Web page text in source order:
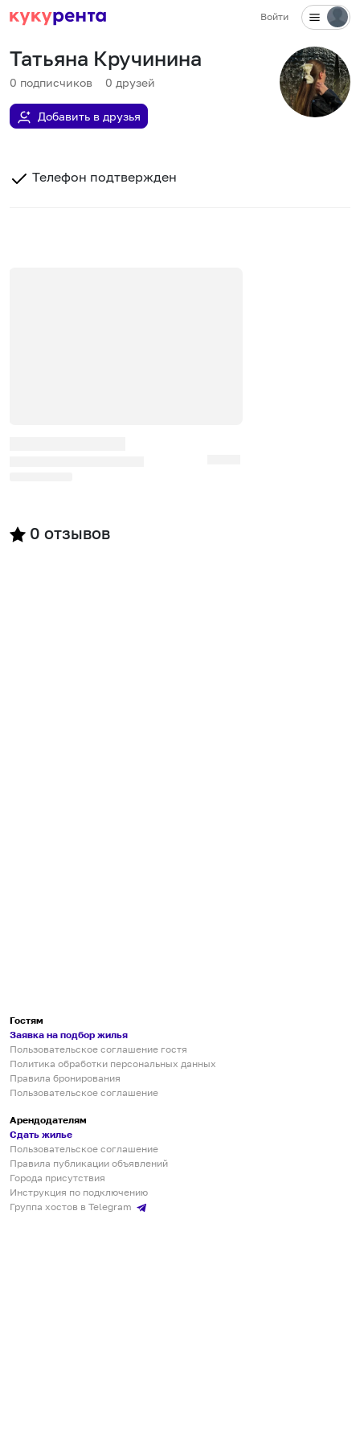
Войти
Татьяна Кручинина
0 подписчиков 0 друзей
Добавить в друзья
Телефон подтвержден
0 отзывов
Гостям
Заявка на подбор жилья
Пользовательское соглашение гостя
Политика обработки персональных данных
Правила бронирования
Пользовательское соглашение
Арендодателям
Сдать жилье
Пользовательское соглашение
Правила публикации объявлений
Города присутствия
Инструкция по подключению
Группа хостов в Telegram